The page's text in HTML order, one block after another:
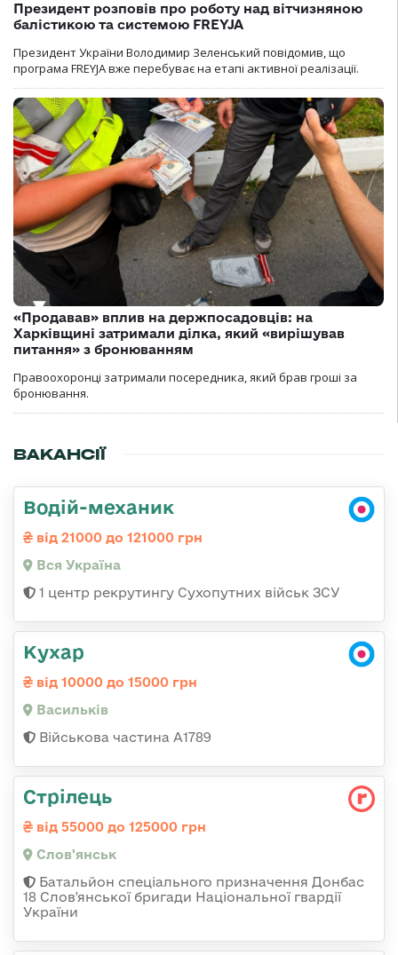
Президент розповів про роботу над вітчизняною
балістикою та системою FREYJA
Президент України Володимир Зеленський повідомив, що
програма FREYJA вже перебуває на етапі активної реалізації.
«Продавав» вплив на держпосадовців: на
Харківщині затримали ділка, який «вирішував
питання» з бронюванням
Правоохоронці затримали посередника, який брав гроші за
бронювання.
ВАКАНСІЇ
Водій-механик
від 21000 до 121000 грн
Вся Україна
1 центр рекрутингу Сухопутних військ ЗСУ
Кухар
від 10000 до 15000 грн
Васильків
Військова частина А1789
Стрілець
від 55000 до 125000 грн
Слов'янськ
Батальйон спеціального призначення Донбас
18 Слов'янської бригади Національної гвардії
України